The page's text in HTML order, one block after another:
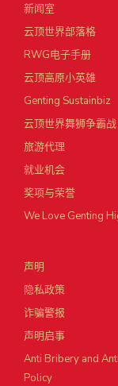
新闻室
云顶世界部落格
RWG电子手册
云顶高原小英雄
Genting Sustainbiz
云顶世界舞狮争霸战
旅游代理
就业机会
奖项与荣誉
We Love Genting
声明
隐私政策
诈骗警报
声明启事
Anti Bribery and
Policy